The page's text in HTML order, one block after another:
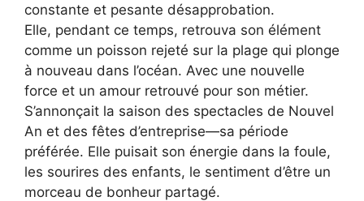
constante et pesante désapprobation.
Elle, pendant ce temps, retrouva son élément
comme un poisson rejeté sur la plage qui plonge
à nouveau dans l’océan. Avec une nouvelle
force et un amour retrouvé pour son métier.
S’annonçait la saison des spectacles de Nouvel
An et des fêtes d’entreprise—sa période
préférée. Elle puisait son énergie dans la foule,
les sourires des enfants, le sentiment d’être un
morceau de bonheur partagé.